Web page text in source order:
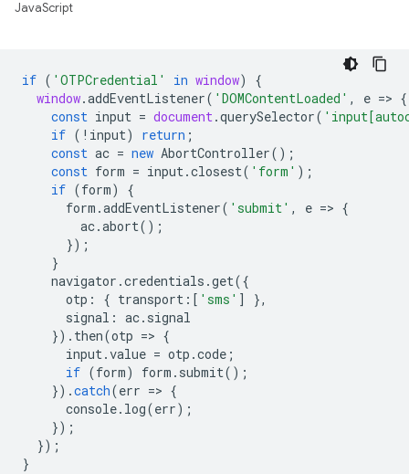
JavaScript
if ( 'OTPCredential' in window)
{
window.addEventListener( 'DOMContentLoaded' , e => {
const input = document.querySelector(
if ( ! input) return ;
const ac = new AbortController();
const form = input.closest( 'form' );
if (form)
{
form .addEventListener( 'submit' , e => {
ac.abort();
});
}
navigator .credentials .get({
otp : { transport : [ 'sms' ]
},
signal : ac. signal
}). then(otp => {
input.value = otp .code ;
if (form) form . submit();
}).catch(err => {
console. log(err);
});
});
}